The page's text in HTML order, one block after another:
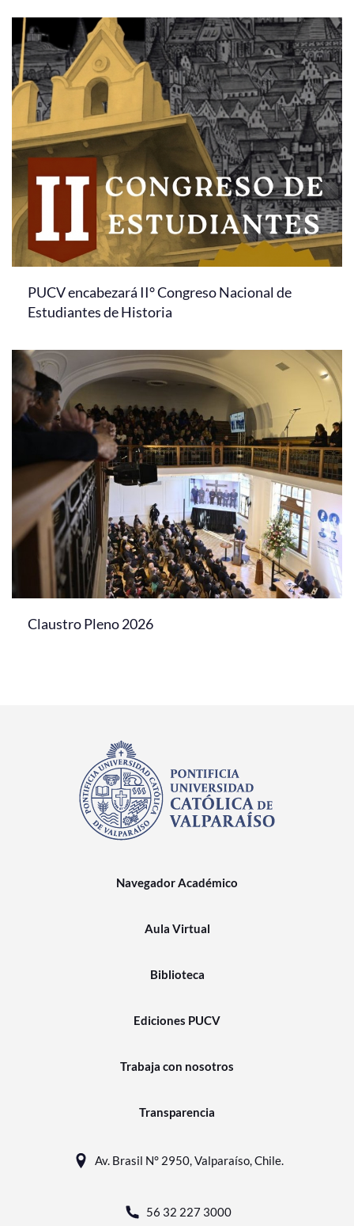
PUCV encabezará II° Congreso Nacional de
Estudiantes de Historia
Claustro Pleno 2026
Navegador Académico
Aula Virtual
Biblioteca
Ediciones PUCV
Trabaja con nosotros
Transparencia
Av. Brasil N° 2950, Valparaíso, Chile.
56 32 227 3000